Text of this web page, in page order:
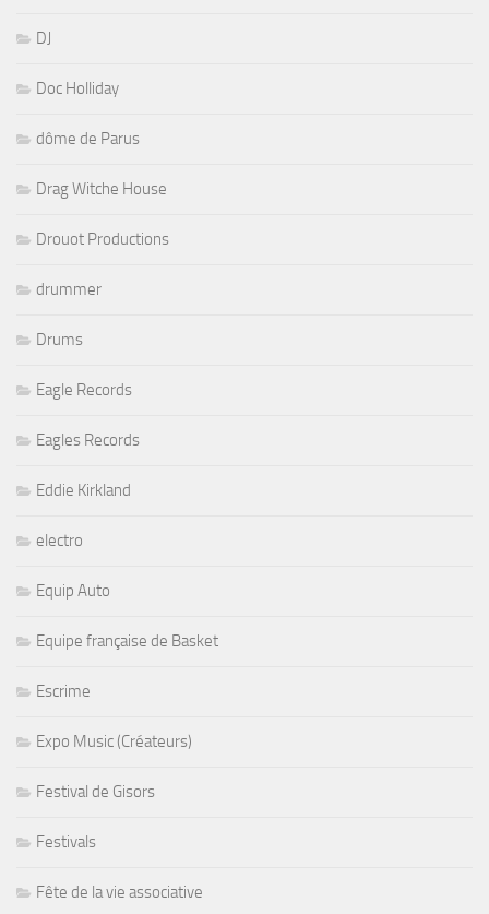
DJ
Doc Holliday
dôme de Parus
Drag Witche House
Drouot Productions
drummer
Drums
Eagle Records
Eagles Records
Eddie Kirkland
electro
Equip Auto
Equipe française de Basket
Escrime
Expo Music (Créateurs)
Festival de Gisors
Festivals
Fête de la vie associative